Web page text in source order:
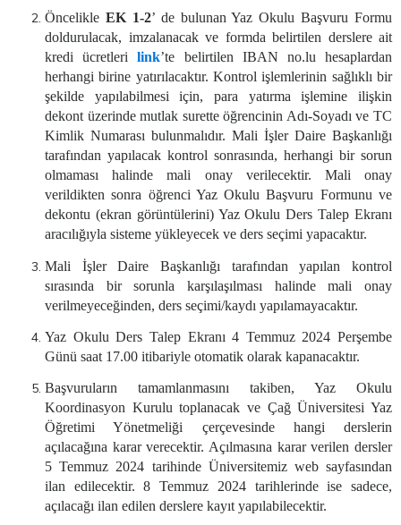
Öncelikle EK 1-2’ de bulunan Yaz Okulu Başvuru Formu
doldurulacak, imzalanacak ve formda belirtilen derslere ait
kredi ücretlerilink’te belirtilen IBAN no.lu hesaplardan
herhangi birine yatırılacaktır. Kontrol işlemlerinin sağlıklı bir
şekilde yapılabilmesi için, para yatırma işlemine ilişkin
dekont üzerinde mutlak surette öğrencinin Adı-Soyadı ve TC
Kimlik Numarası bulunmalıdır. Mali İşler Daire Başkanlığı
tarafından yapılacak kontrol sonrasında, herhangi bir sorun
olmaması halinde mali onay verilecektir. Mali onay
verildikten sonra öğrenci Yaz Okulu Başvuru Formunu ve
dekontu (ekran görüntülerini) Yaz Okulu Ders Talep Ekranı
aracılığıyla sisteme yükleyecek ve ders seçimi yapacaktır.
Mali İşler Daire Başkanlığı tarafından yapılan kontrol
sırasında bir sorunla karşılaşılması halinde mali onay
verilmeyeceğinden, ders seçimi/kaydı yapılamayacaktır.
Yaz Okulu Ders Talep Ekranı 4 Temmuz 2024 Perşembe
Günü saat 17.00 itibariyle otomatik olarak kapanacaktır.
Başvuruların tamamlanmasını takiben, Yaz Okulu
Koordinasyon Kurulu toplanacak ve Çağ Üniversitesi Yaz
Öğretimi Yönetmeliği çerçevesinde hangi derslerin
açılacağına karar verecektir. Açılmasına karar verilen dersler
5 Temmuz 2024 tarihinde Üniversitemiz web sayfasından
ilan edilecektir. 8 Temmuz 2024 tarihlerinde ise sadece,
açılacağı ilan edilen derslere kayıt yapılabilecektir.